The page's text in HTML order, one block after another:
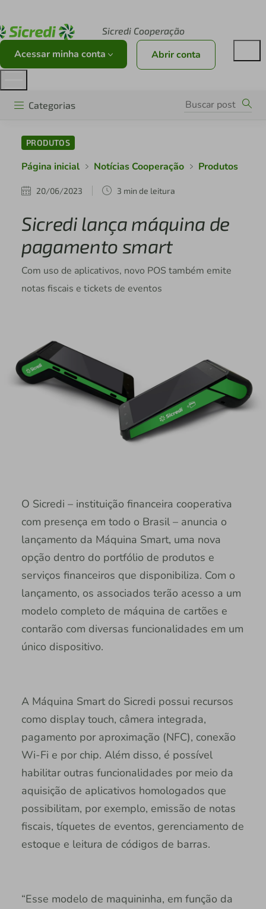
Sicredi Cooperação
Acessar minha conta Abrir conta
Categorias
PRODUTOS
Página inicial Notícias Cooperação Produtos
20/06/2023 3 min de leitura
Sicredi lança máquina de
pagamento smart
Com uso de aplicativos, novo POS também emite
notas fiscais e tickets de eventos
O Sicredi – instituição financeira cooperativa
com presença em todo o Brasil – anuncia o
lançamento da Máquina Smart, uma nova
opção dentro do portfólio de produtos e
serviços financeiros que disponibiliza. Com o
lançamento, os associados terão acesso a um
modelo completo de máquina de cartões e
contarão com diversas funcionalidades em um
único dispositivo.
A Máquina Smart do Sicredi possui recursos
como display touch, câmera integrada,
pagamento por aproximação (NFC), conexão
Wi-Fi e por chip. Além disso, é possível
habilitar outras funcionalidades por meio da
aquisição de aplicativos homologados que
possibilitam, por exemplo, emissão de notas
fiscais, tíquetes de eventos, gerenciamento de
estoque e leitura de códigos de barras.
“Esse modelo de maquininha, em função da